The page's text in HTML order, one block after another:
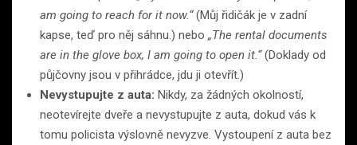
am going to reach for it now.“(Můj řidičák je v zadní
kapse, teď pro něj sáhnu.) nebo „The rental documents
are in the glove box, I am going to open it.“(Doklady od
půjčovny jsou v přihrádce, jdu ji otevřít.)
Nevystupujte z auta: Nikdy, za žádných okolností,
neotevírejte dveře a nevystupujte z auta, dokud vás k
tomu policista výslovně nevyzve. Vystoupení z auta bez